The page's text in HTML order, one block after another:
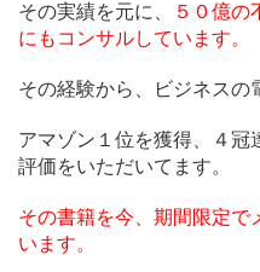
その実績を元に、
５０億の
にもコンサルしています。
その経験から、ビジネスの
アマゾン１位を獲得、４冠
評価をいただいてます。
その書籍を今、期間限定で
います。